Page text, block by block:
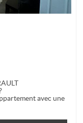
avec une